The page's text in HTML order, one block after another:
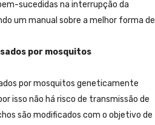
sucedidas na interrupção da
um manual sobre a melhor forma de
por mosquitos
por mosquitos geneticamente
isso não há risco de transmissão de
são modificados com o objetivo de